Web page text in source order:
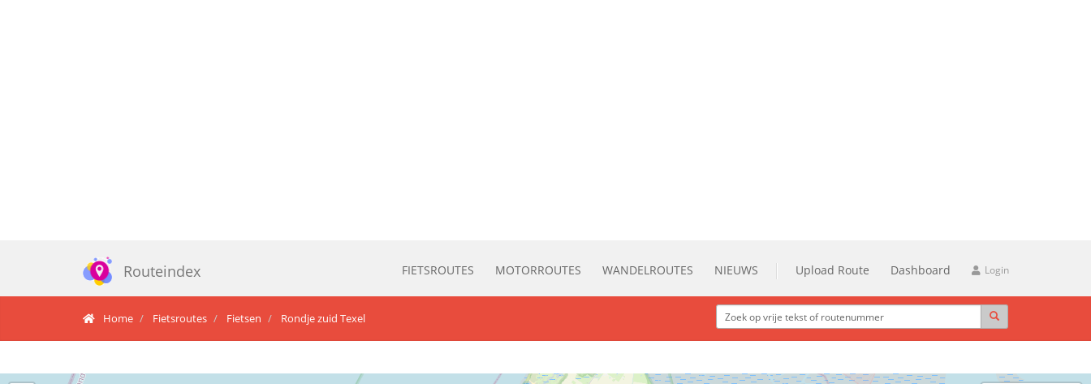
Routeindex FIETSROUTES MOTORROUTES WANDELROUTES NIEUWS Upload Route Dashboard Login
Home Fietsroutes Fietsen Rondje zuid Texel